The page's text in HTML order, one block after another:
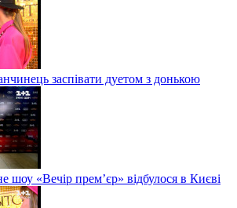
заспівати дуетом з донькою
шоу «Вечір прем’єр» відбулося в Києві